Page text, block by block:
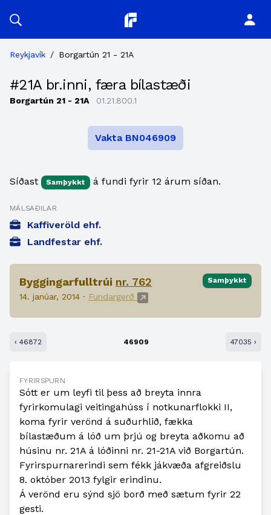
Planitor
Reykjavík / Borgartún 21 - 21A
#21A br.inni, færa bílastæði
Borgartún 21 - 21A 01.21.800.1
Vakta BN046909
Síðast Samþykkt á fundi fyrir 12 árum síðan.
MÁLSAÐILAR
Kaffiveröld ehf.
Landfestar ehf.
Byggingarfulltrúi nr. 762
14. janúar, 2014 · Fundargerð
Samþykkt
‹ 46872 46909 47035 ›
FYRIRSPURN
Sótt er um leyfi til þess að breyta innra
fyrirkomulagi veitingahúss í notkunarflokki II,
koma fyrir verönd á suðurhlið, fækka
bílastæðum á lóð um þrjú og breyta aðkomu að
húsinu nr. 21A á lóðinni nr. 21-21A við Borgartún.
Fyrirspurnarerindi sem fékk jákvæða afgreiðslu
8. október 2013 fylgir erindinu.
Á verönd eru sýnd sjö borð með sætum fyrir 22
gesti.